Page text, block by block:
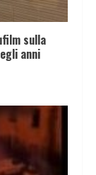
sulla
anni